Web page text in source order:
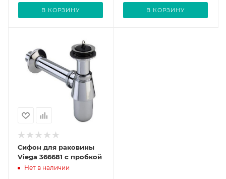
В КОРЗИНУ В КОРЗИНУ
Сифон для раковины
Viega 366681 с пробкой
Нет в наличии